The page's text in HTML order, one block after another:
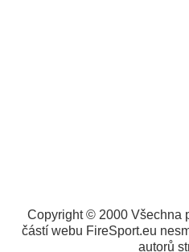
Copyright © 2000 Všechna
částí webu FireSport.eu
autorů